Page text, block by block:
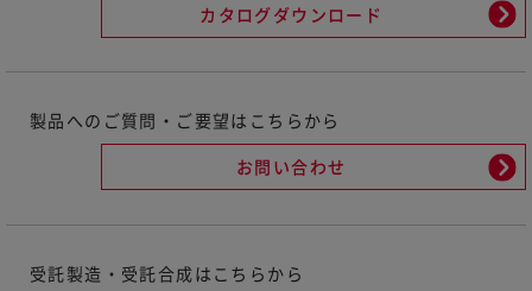
カタログダウンロード
製品へのご質問・ご要望はこちらから
お問い合わせ
受託製造・受託合成はこちらから